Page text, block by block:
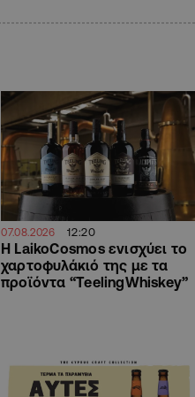
07.08.2026 12:20
Η LaikoCosmos ενισχύει το
χαρτοφυλάκιό της με τα
προϊόντα “TeelingWhiskey”